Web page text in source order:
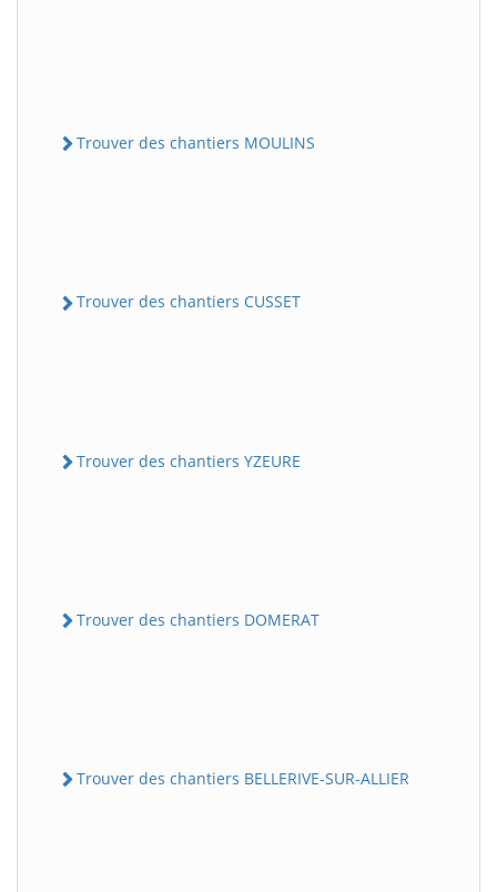
Trouver des chantiers MOULINS
Trouver des chantiers CUSSET
Trouver des chantiers YZEURE
Trouver des chantiers DOMERAT
Trouver des chantiers BELLERIVE-SUR-ALLIER